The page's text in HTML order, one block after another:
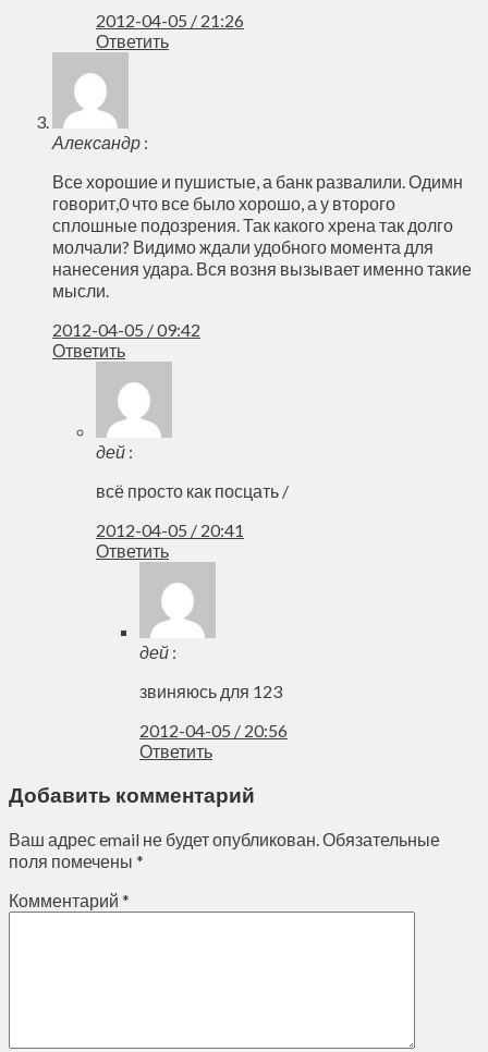
2012-04-05 / 21:26
Ответить
Александр :
Все хорошие и пушистые, а банк развалили. Одимн
говорит,0 что все было хорошо, а у второго
сплошные подозрения. Так какого хрена так долго
молчали? Видимо ждали удобного момента для
нанесения удара. Вся возня вызывает именно такие
мысли.
2012-04-05 / 09:42
Ответить
дей :
всё просто как посцать /
2012-04-05 / 20:41
Ответить
дей :
звиняюсь для 123
2012-04-05 / 20:56
Ответить
Добавить комментарий
Ваш адрес email не будет опубликован. Обязательные
поля помечены *
Комментарий *